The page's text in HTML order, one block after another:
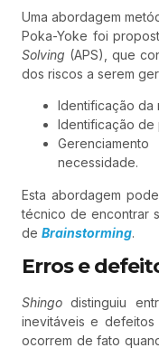
Uma abordagem
Poka-Yoke foi
Solving (APS), que
dos riscos a serem
Identificação da
Identificação de
necessidade.
Esta abordagem
técnico de encontrar
de Brainstorming.
Erros e
Shingo distinguiu
inevitáveis e
ocorrem de fato